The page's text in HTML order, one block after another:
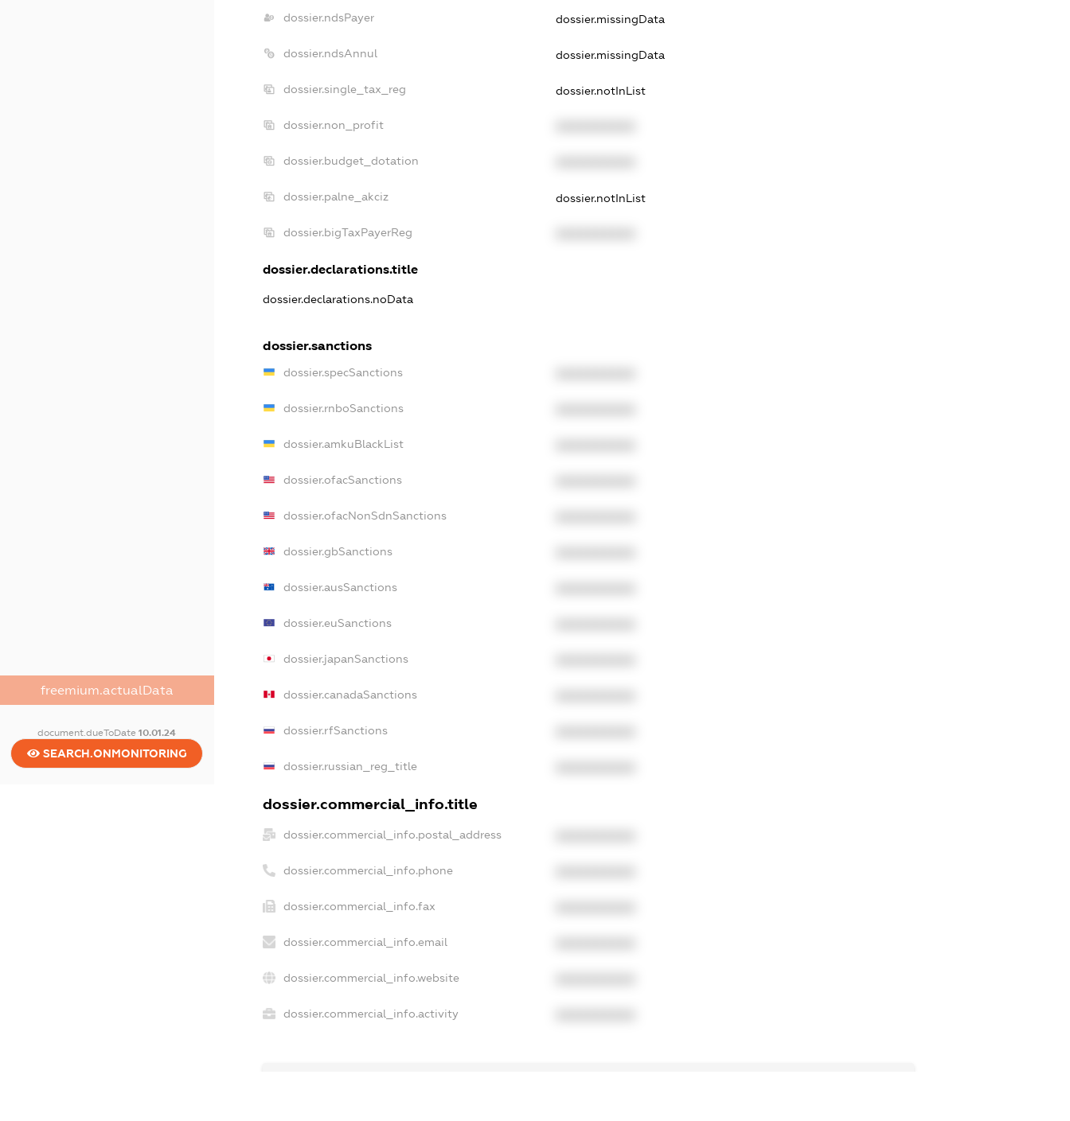
freemium.actualData
document.dueToDate10.01.24
SEARCH.ONMONITORING
dossier.ndsPayer dossier.missingData
dossier.ndsAnnul dossier.missingData
dossier.single_tax_reg dossier.notInList
dossier.non_profit
dossier.budget_dotation
dossier.palne_akciz dossier.notInList
dossier.bigTaxPayerReg
dossier.declarations.title
dossier.declarations.noData
dossier.sanctions
dossier.specSanctions
dossier.rnboSanctions
dossier.amkuBlackList
dossier.ofacSanctions
dossier.ofacNonSdnSanctions
dossier.gbSanctions
dossier.ausSanctions
dossier.euSanctions
dossier.japanSanctions
dossier.canadaSanctions
dossier.rfSanctions
dossier.russian_reg_title
dossier.commercial_info.title
dossier.commercial_info.postal_address
dossier.commercial_info.phone
dossier.commercial_info.fax
dossier.commercial_info.email
dossier.commercial_info.website
dossier.commercial_info.activity